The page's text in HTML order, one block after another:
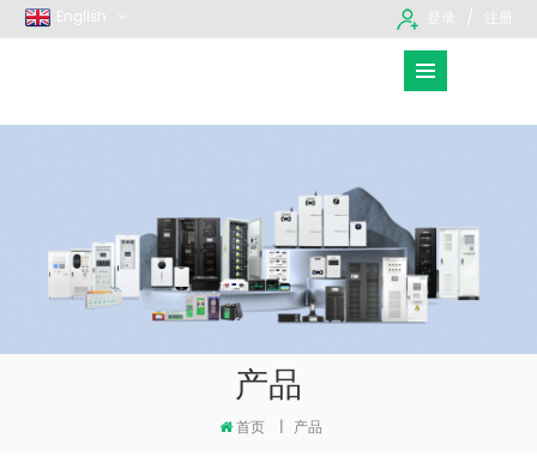
登录 注册
English
产品
首页 | 产品